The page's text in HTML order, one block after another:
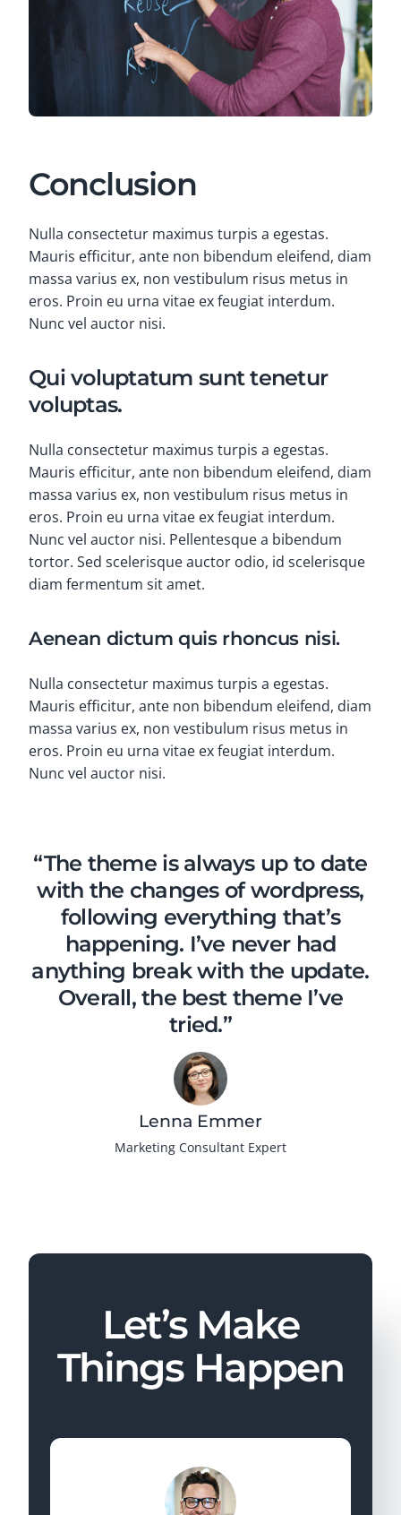
Conclusion
Nulla consectetur maximus turpis a egestas.
Mauris efficitur, ante non bibendum eleifend, diam
massa varius ex, non vestibulum risus metus in
eros. Proin eu urna vitae ex feugiat interdum.
Nunc vel auctor nisi.
Qui voluptatum sunt tenetur
voluptas.
Nulla consectetur maximus turpis a egestas.
Mauris efficitur, ante non bibendum eleifend, diam
massa varius ex, non vestibulum risus metus in
eros. Proin eu urna vitae ex feugiat interdum.
Nunc vel auctor nisi. Pellentesque a bibendum
tortor. Sed scelerisque auctor odio, id scelerisque
diam fermentum sit amet.
Aenean dictum quis rhoncus nisi.
Nulla consectetur maximus turpis a egestas.
Mauris efficitur, ante non bibendum eleifend, diam
massa varius ex, non vestibulum risus metus in
eros. Proin eu urna vitae ex feugiat interdum.
Nunc vel auctor nisi.
“The theme is always up to date
with the changes of wordpress,
following everything that’s
happening. I’ve never had
anything break with the update.
Overall, the best theme I’ve
tried.”
Lenna Emmer
Marketing Consultant Expert
Let’s Make
Things Happen